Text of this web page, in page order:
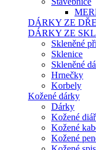
DÁRKY ZE
DÁRKY ZE
Skleněné
Sklenice
Skleněné
Hrnečky
Korbely
Kožené dárky
Dárky
Kožené
Kožené
Kožené